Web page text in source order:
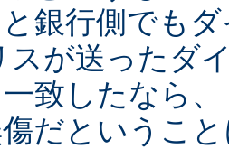
銀行側でも
スが送ったダ
致したなら
だというこ